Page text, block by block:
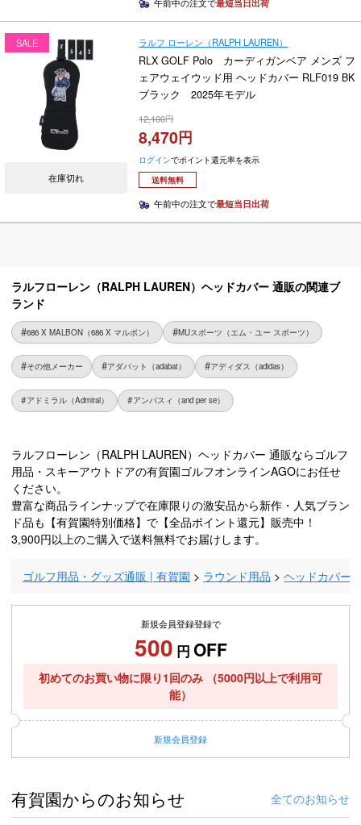
SALE
在庫切れ
ラルフ ローレン（RALPH LAUREN）
RLX GOLF Polo カーディガンベア メンズ フ
ェアウェイウッド用 ヘッドカバー RLF019 BK
ブラック 2025年モデル
12,100
8,470
ログインでポイント還元率を表示
送料無料
午前中の注文で最短当日出荷
ラルフローレン（RALPH LAUREN）ヘッドカバー 通販の関連ブ
ランド
686 X MALBON（686 X マルボン） MUスポーツ（エム・ユー スポーツ）
その他メーカー アダバット（adabat） アディダス（adidas）
アドミラル（Admiral） アンパスィ（and per se）
ラルフローレン（RALPH LAUREN）ヘッドカバー 通販ならゴルフ
用品・スキーアウトドアの有賀園ゴルフオンラインAGOにお任せ
ください。
豊富な商品ラインナップで在庫限りの激安品から新作・人気ブラン
ド品も【有賀園特別価格】で【全品ポイント還元】販売中！
3,900円以上のご購入で送料無料でお届けします。
ゴルフ用品・グッズ通販 | 有賀園 ラウンド用品 ヘッドカバー
新規会員登録登録で
500 円 OFF
初めてのお買い物に限り1回のみ
（5000円以上で利用可
能）
新規会員登録
有賀園からのお知らせ 全てのお知らせ